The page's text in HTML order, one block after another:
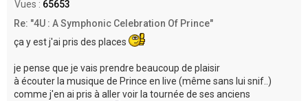
Vues : 65653
Re: "4U : A Symphonic Celebration Of Prince"
ça y est j'ai pris des places
je pense que je vais prendre beaucoup de plaisir
à écouter la musique de Prince en live (même sans lui snif..)
comme j'en ai pris à aller voir la tournée de ses anciens